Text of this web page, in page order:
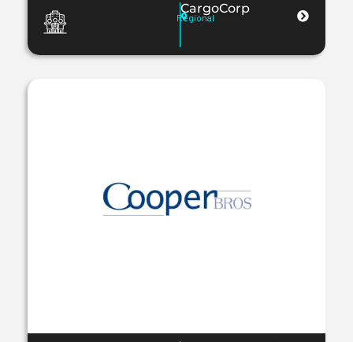
CargoCorp
Regional